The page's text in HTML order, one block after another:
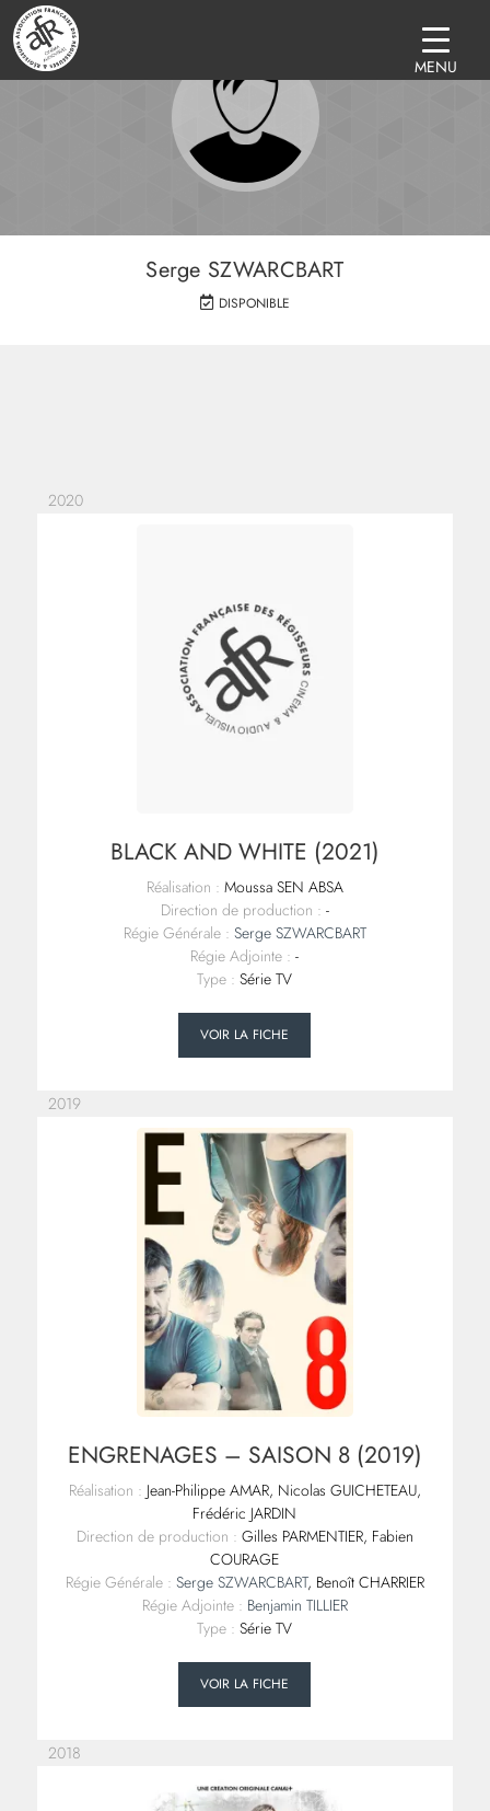
Serge SZWARCBART
DISPONIBLE
2020
BLACK AND WHITE (2021)
Réalisation : Moussa SEN ABSA
Direction de production : -
Régie Générale : Serge SZWARCBART
Régie Adjointe : -
Type : Série TV
VOIR LA FICHE
2019
ENGRENAGES – SAISON 8 (2019)
Réalisation : Jean-Philippe AMAR, Nicolas GUICHETEAU,
Frédéric JARDIN
Direction de production : Gilles PARMENTIER, Fabien
COURAGE
Régie Générale : Serge SZWARCBART, Benoît CHARRIER
Régie Adjointe : Benjamin TILLIER
Type : Série TV
VOIR LA FICHE
2018
MENU